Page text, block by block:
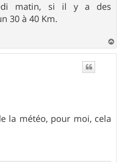
matin, si il y a des
30 à 40 Km.
a
la météo, pour moi, cela